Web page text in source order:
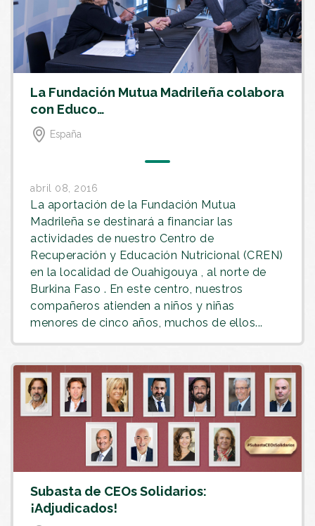
La Fundación Mutua Madrileña colabora
con Educo…
España
abril 08, 2016
La aportación de la Fundación Mutua
Madrileña se destinará a financiar las
actividades de nuestro Centro de
Recuperación y Educación Nutricional (CREN)
en la localidad de Ouahigouya , al norte de
Burkina Faso . En este centro, nuestros
compañeros atienden a niños y niñas
menores de cinco años, muchos de ellos...
Subasta de CEOs Solidarios:
¡Adjudicados!